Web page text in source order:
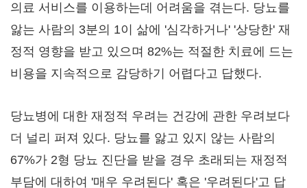
의료 서비스를 이용하는데 어려움을 겪는다. 당뇨를
앓는 사람의 3분의 1이 삶에 '심각하거나' '상당한' 재
정적 영향을 받고 있으며 82%는 적절한 치료에 드는
비용을 지속적으로 감당하기 어렵다고 답했다.
당뇨병에 대한 재정적 우려는 건강에 관한 우려보다
더 널리 퍼져 있다. 당뇨를 앓고 있지 않는 사람의
67%가 2형 당뇨 진단을 받을 경우 초래되는 재정적
부담에 대하여 '매우 우려된다' 혹은 '우려된다'고 답